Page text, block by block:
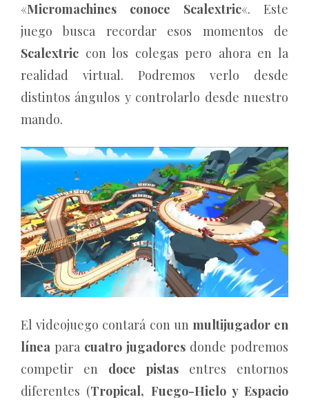
«Micromachines conoce Scalextric«. Este
juego busca recordar esos momentos de
Scalextric con los colegas pero ahora en la
realidad virtual. Podremos verlo desde
distintos ángulos y controlarlo desde nuestro
mando.
El videojuego contará con un multijugador en
línea para cuatro jugadores donde podremos
competir en doce pistas entres entornos
diferentes (Tropical, Fuego-Hielo y Espacio